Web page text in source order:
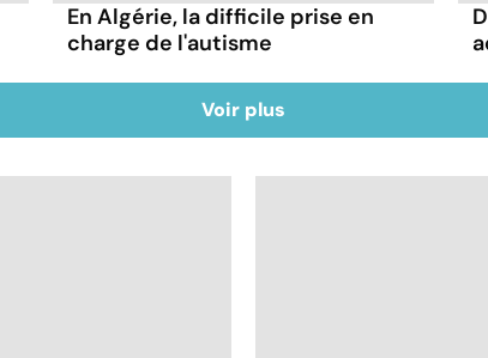
En Algérie, la difficile prise en
charge de l'autisme
Voir plus